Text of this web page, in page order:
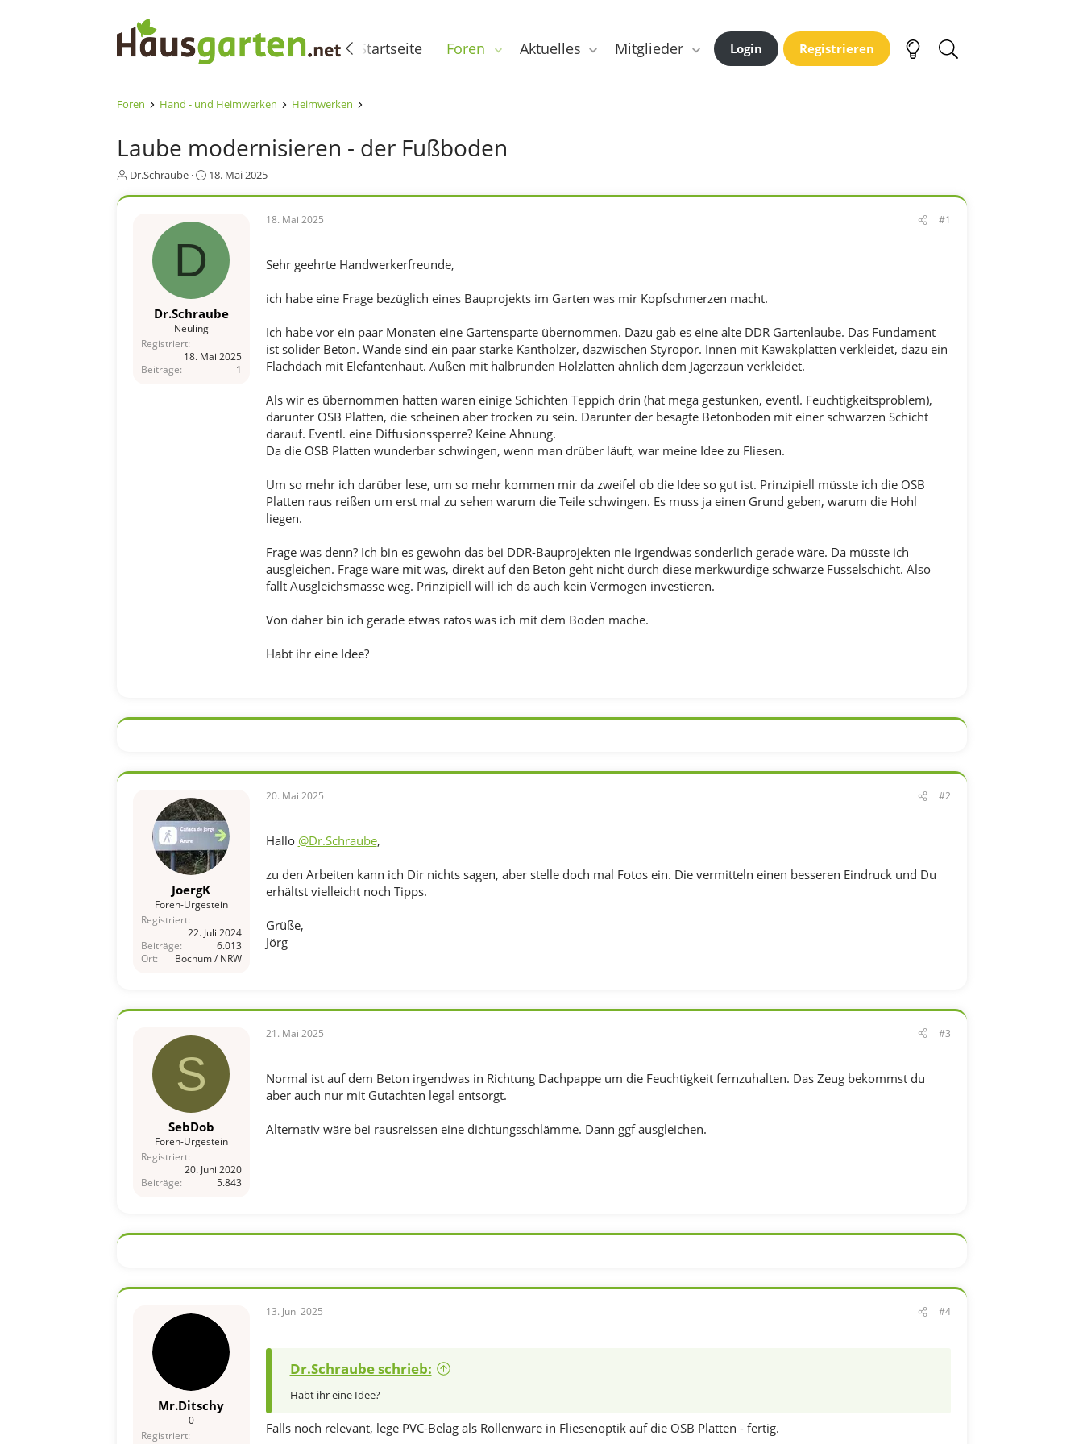
Startseite Foren Aktuelles Mitglieder Login Registrieren
Foren Hand - und Heimwerken Heimwerken
Laube modernisieren - der Fußboden
E
Dr.Schraube
E
e
a
18. Mai 2025
D
Dr.Schraube
Neuling
Registriert
18. Mai 2025
Beiträge
1
18. Mai 2025 #1
Sehr geehrte Handwerkerfreunde,
ich habe eine Frage bezüglich eines Bauprojekts im Garten was mir Kopfschmerzen macht.
Ich habe vor ein paar Monaten eine Gartensparte übernommen. Dazu gab es eine alte DDR Gartenlaube. Das Fundament
ist solider Beton. Wände sind ein paar starke Kanthölzer, dazwischen Styropor. Innen mit Kawakplatten verkleidet, dazu ein
Flachdach mit Elefantenhaut. Außen mit halbrunden Holzlatten ähnlich dem Jägerzaun verkleidet.
Als wir es übernommen hatten waren einige Schichten Teppich drin (hat mega gestunken, eventl. Feuchtigkeitsproblem),
darunter OSB Platten, die scheinen aber trocken zu sein. Darunter der besagte Betonboden mit einer schwarzen Schicht
darauf. Eventl. eine Diffusionssperre? Keine Ahnung.
Da die OSB Platten wunderbar schwingen, wenn man drüber läuft, war meine Idee zu Fliesen.
Um so mehr ich darüber lese, um so mehr kommen mir da zweifel ob die Idee so gut ist. Prinzipiell müsste ich die OSB
Platten raus reißen um erst mal zu sehen warum die Teile schwingen. Es muss ja einen Grund geben, warum die Hohl
liegen.
Frage was denn? Ich bin es gewohn das bei DDR-Bauprojekten nie irgendwas sonderlich gerade wäre. Da müsste ich
ausgleichen. Frage wäre mit was, direkt auf den Beton geht nicht durch diese merkwürdige schwarze Fusselschicht. Also
fällt Ausgleichsmasse weg. Prinzipiell will ich da auch kein Vermögen investieren.
Von daher bin ich gerade etwas ratos was ich mit dem Boden mache.
Habt ihr eine Idee?
JoergK
Foren-Urgestein
Registriert
22. Juli 2024
Beiträge
6.013
Ort
Bochum / NRW
20. Mai 2025 #2
Hallo @Dr.Schraube,
zu den Arbeiten kann ich Dir nichts sagen, aber stelle doch mal Fotos ein. Die vermitteln einen besseren Eindruck und Du
erhältst vielleicht noch Tipps.
Grüße,
Jörg
S
SebDob
Foren-Urgestein
Registriert
20. Juni 2020
Beiträge
5.843
21. Mai 2025 #3
Normal ist auf dem Beton irgendwas in Richtung Dachpappe um die Feuchtigkeit fernzuhalten. Das Zeug bekommst du
aber auch nur mit Gutachten legal entsorgt.
Alternativ wäre bei rausreissen eine dichtungsschlämme. Dann ggf ausgleichen.
Mr.Ditschy
0
Registriert
13. Juni 2025 #4
Dr.Schraube schrieb:
Habt ihr eine Idee?
Falls noch relevant, lege PVC-Belag als Rollenware in Fliesenoptik auf die OSB Platten - fertig.